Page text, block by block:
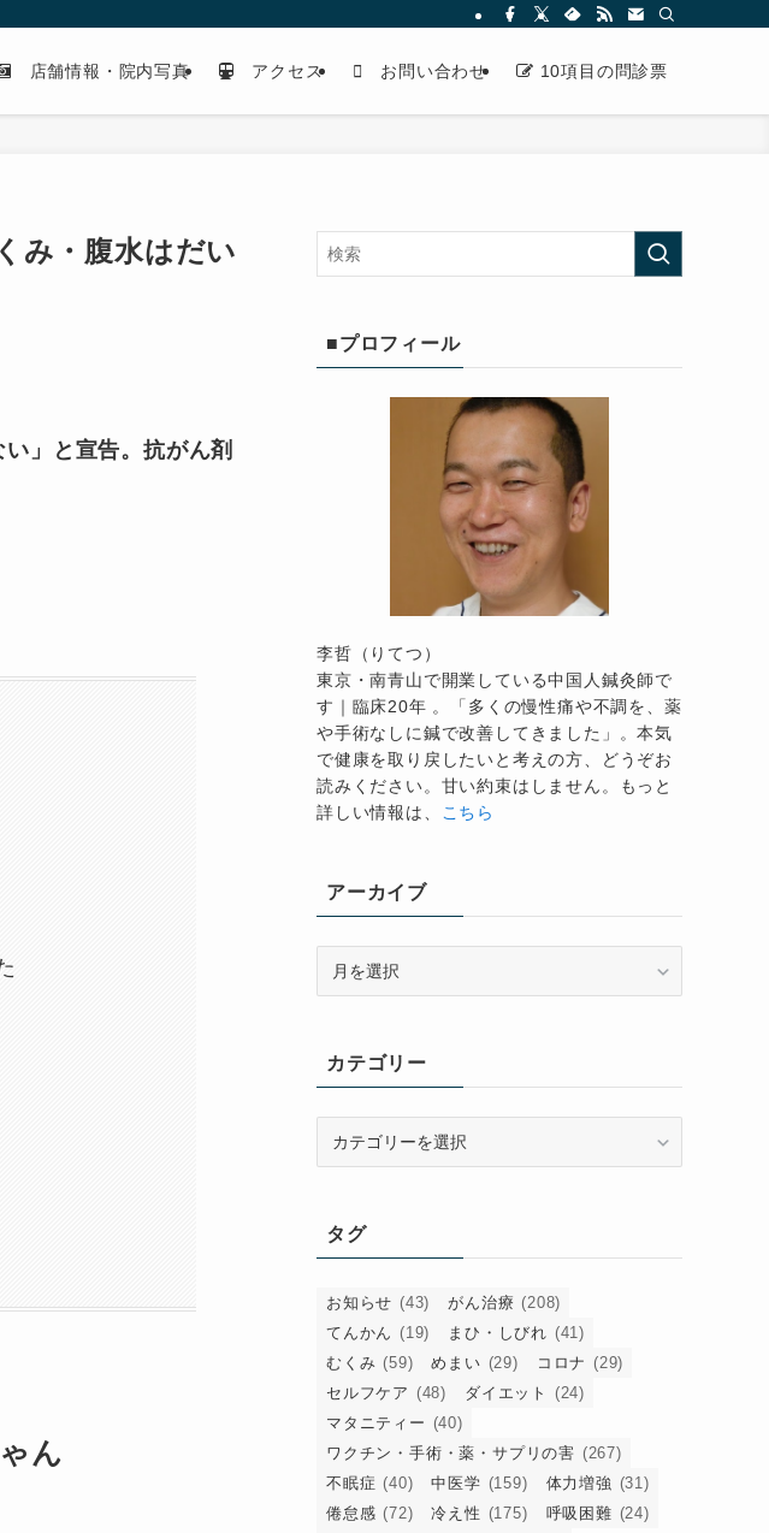
店舗情報・院内写真 アクセス お問い合わせ 10項目の問診票
み・腹水はだい
」と宣告。抗がん剤
ん
■プロフィール
李哲（りてつ）
東京・南青山で開業している中国人鍼灸師で
す｜臨床20年 。「多くの慢性痛や不調を、薬
や手術なしに鍼で改善してきました」。本気
で健康を取り戻したいと考えの方、どうぞお
読みください。甘い約束はしません。もっと
詳しい情報は、 こちら
アーカイブ
ブカテゴリー
ータグ
お知らせ (43) がん治療 (208)
てんかん (19) まひ・しびれ (41)
むくみ (59) めまい (29) コロナ (29)
セルフケア (48) ダイエット
(24)
マタニティー (40)
ワクチン・手術・薬・サプリの害 (267)
不眠症 (40) 中医学 (159) 体力増強 (31)
倦怠感 (72) 冷え性 (175) 呼吸困難 (24)